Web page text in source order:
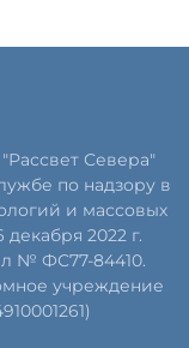
Севера"
по надзору в
и массовых
2022 г.
№ ФС77-84410.
учреждение